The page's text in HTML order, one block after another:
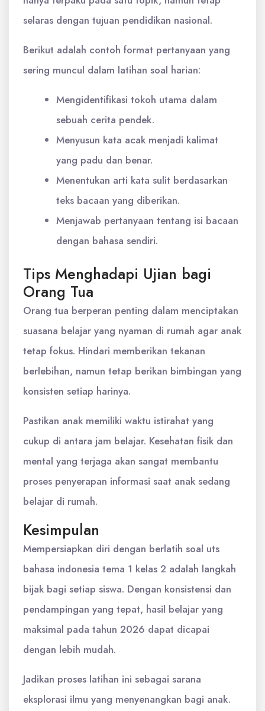
selaras dengan tujuan pendidikan nasional.
Berikut adalah contoh format pertanyaan yang
sering muncul dalam latihan soal harian:
Mengidentifikasi tokoh utama dalam
sebuah cerita pendek.
Menyusun kata acak menjadi kalimat
yang padu dan benar.
Menentukan arti kata sulit berdasarkan
teks bacaan yang diberikan.
Menjawab pertanyaan tentang isi bacaan
dengan bahasa sendiri.
Tips Menghadapi Ujian bagi
Orang Tua
Orang tua berperan penting dalam menciptakan
suasana belajar yang nyaman di rumah agar anak
tetap fokus. Hindari memberikan tekanan
berlebihan, namun tetap berikan bimbingan yang
konsisten setiap harinya.
Pastikan anak memiliki waktu istirahat yang
cukup di antara jam belajar. Kesehatan fisik dan
mental yang terjaga akan sangat membantu
proses penyerapan informasi saat anak sedang
belajar di rumah.
Kesimpulan
Mempersiapkan diri dengan berlatih soal uts
bahasa indonesia tema 1 kelas 2 adalah langkah
bijak bagi setiap siswa. Dengan konsistensi dan
pendampingan yang tepat, hasil belajar yang
maksimal pada tahun 2026 dapat dicapai
dengan lebih mudah.
Jadikan proses latihan ini sebagai sarana
eksplorasi ilmu yang menyenangkan bagi anak.